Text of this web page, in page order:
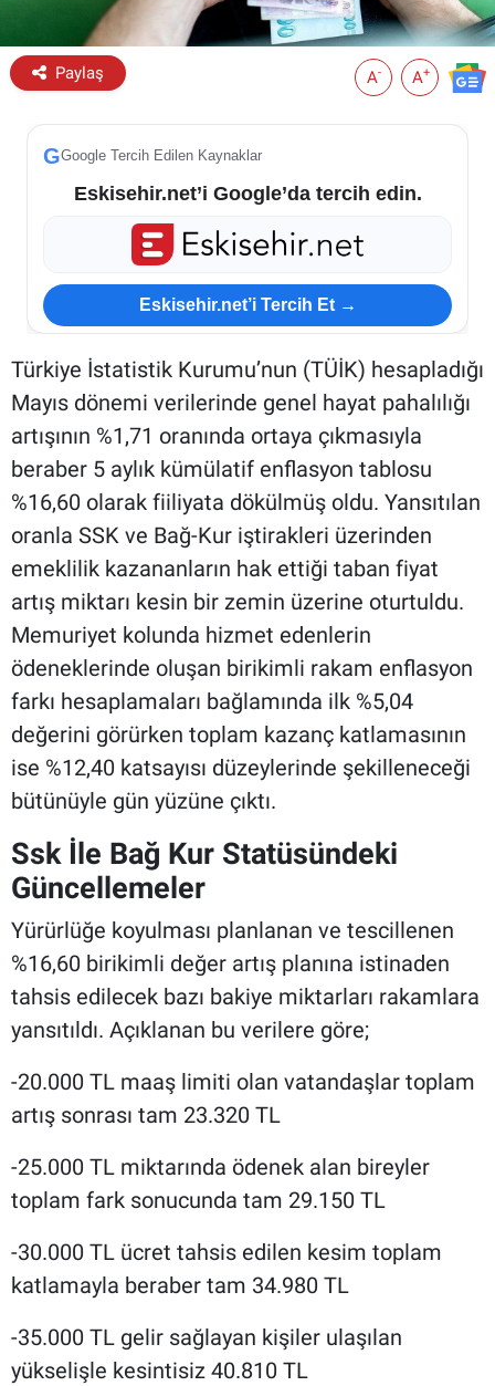
Paylaş A- A+
GGoogle Tercih Edilen Kaynaklar
Eskisehir.net’i Google’da tercih edin.
Eskisehir.net’i Tercih Et →
Türkiye İstatistik Kurumu’nun (TÜİK) hesapladığı
Mayıs dönemi verilerinde genel hayat pahalılığı
artışının %1,71 oranında ortaya çıkmasıyla
beraber 5 aylık kümülatif enflasyon tablosu
%16,60 olarak fiiliyata dökülmüş oldu. Yansıtılan
oranla SSK ve Bağ-Kur iştirakleri üzerinden
emeklilik kazananların hak ettiği taban fiyat
artış miktarı kesin bir zemin üzerine oturtuldu.
Memuriyet kolunda hizmet edenlerin
ödeneklerinde oluşan birikimli rakam enflasyon
farkı hesaplamaları bağlamında ilk %5,04
değerini görürken toplam kazanç katlamasının
ise %12,40 katsayısı düzeylerinde şekilleneceği
bütünüyle gün yüzüne çıktı.
Ssk İle Bağ Kur Statüsündeki
Güncellemeler
Yürürlüğe koyulması planlanan ve tescillenen
%16,60 birikimli değer artış planına istinaden
tahsis edilecek bazı bakiye miktarları rakamlara
yansıtıldı. Açıklanan bu verilere göre;
-20.000 TL maaş limiti olan vatandaşlar toplam
artış sonrası tam 23.320 TL
-25.000 TL miktarında ödenek alan bireyler
toplam fark sonucunda tam 29.150 TL
-30.000 TL ücret tahsis edilen kesim toplam
katlamayla beraber tam 34.980 TL
-35.000 TL gelir sağlayan kişiler ulaşılan
yükselişle kesintisiz 40.810 TL
Eskişehir Otobüs Saatleri